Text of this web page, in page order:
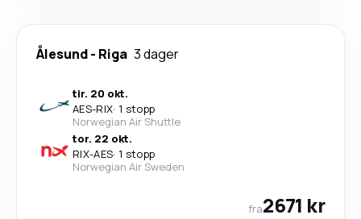
Ålesund- Riga 3 dager
tir. 20 okt.
AES-RIX· 1 stopp
Norwegian Air Shuttle
tor. 22 okt.
RIX-AES· 1 stopp
Norwegian Air Sweden
fra2671 kr